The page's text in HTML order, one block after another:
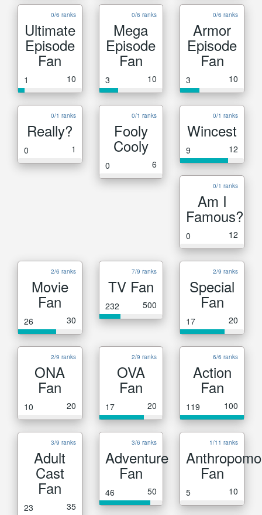
0/6 ranks
Ultimate
Episode
Fan
1 10
0/6 ranks
Mega
Episode
Fan
3 10
0/6 ranks
Armor
Episode
Fan
3 10
0/1 ranks
Really?
0 1
0/1 ranks
Fooly
Cooly
0 6
0/1 ranks
Wincest
9 12
0/1 ranks
Am I
Famous?
0 12
2/6 ranks
Movie
Fan
26 30
7/9 ranks
TV Fan
232 500
2/9 ranks
Special
Fan
17 20
2/9 ranks
ONA
Fan
10 20
2/9 ranks
OVA
Fan
17 20
6/6 ranks
Action
Fan
119 100
3/9 ranks
Adult
Cast
Fan
23 35
3/6 ranks
Adventure
Fan
46 50
1/11 ranks
Fan
5 10